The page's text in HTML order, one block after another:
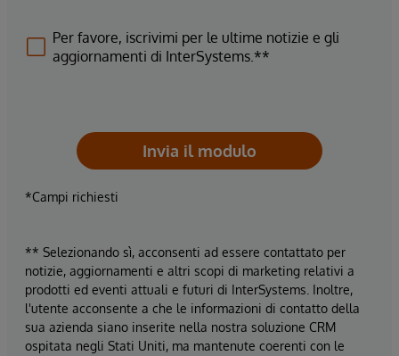
Per favore, iscrivimi per le ultime notizie e gli
aggiornamenti di InterSystems.**
Invia il modulo
*Campi richiesti
** Selezionando sì, acconsenti ad essere contattato per
notizie, aggiornamenti e altri scopi di marketing relativi a
prodotti ed eventi attuali e futuri di InterSystems. Inoltre,
l'utente acconsente a che le informazioni di contatto della
sua azienda siano inserite nella nostra soluzione CRM
ospitata negli Stati Uniti, ma mantenute coerenti con le